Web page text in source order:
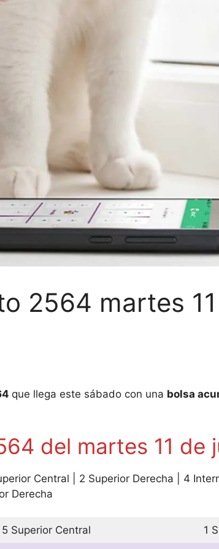
2564 martes
que llega este sábado con una bolsa
del martes 11 de
Central | 2 Superior Derecha | 4
Derecha
5 Superior Central 1